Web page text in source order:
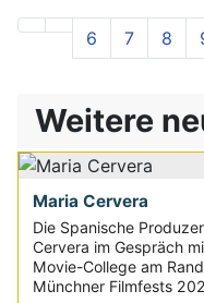
6 7 8
Weitere
Maria Cervera
Die Spanische
Cervera im Gespräch
Movie-College am
Münchner Filmfests